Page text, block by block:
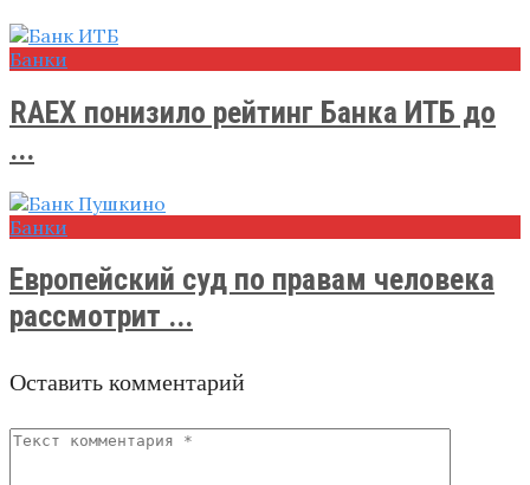
Банки
RAEX понизило рейтинг Банка ИТБ​ до
...
Банки
Европейский суд по правам человека
рассмотрит ...
Оставить комментарий